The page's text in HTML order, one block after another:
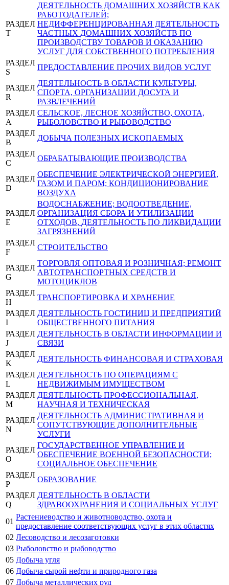
РАЗДЕЛ
T
ДЕЯТЕЛЬНОСТЬ ДОМАШНИХ ХОЗЯЙСТВ КАК
РАБОТОДАТЕЛЕЙ;
НЕДИФФЕРЕНЦИРОВАННАЯ ДЕЯТЕЛЬНОСТЬ
ЧАСТНЫХ ДОМАШНИХ ХОЗЯЙСТВ ПО
ПРОИЗВОДСТВУ ТОВАРОВ И ОКАЗАНИЮ
УСЛУГ ДЛЯ СОБСТВЕННОГО ПОТРЕБЛЕНИЯ
РАЗДЕЛ
S
ПРЕДОСТАВЛЕНИЕ ПРОЧИХ ВИДОВ УСЛУГ
РАЗДЕЛ
R
ДЕЯТЕЛЬНОСТЬ В ОБЛАСТИ КУЛЬТУРЫ,
СПОРТА, ОРГАНИЗАЦИИ ДОСУГА И
РАЗВЛЕЧЕНИЙ
РАЗДЕЛ
A
СЕЛЬСКОЕ, ЛЕСНОЕ ХОЗЯЙСТВО, ОХОТА,
РЫБОЛОВСТВО И РЫБОВОДСТВО
РАЗДЕЛ
B
ДОБЫЧА ПОЛЕЗНЫХ ИСКОПАЕМЫХ
РАЗДЕЛ
C
ОБРАБАТЫВАЮЩИЕ ПРОИЗВОДСТВА
РАЗДЕЛ
D
ОБЕСПЕЧЕНИЕ ЭЛЕКТРИЧЕСКОЙ ЭНЕРГИЕЙ,
ГАЗОМ И ПАРОМ; КОНДИЦИОНИРОВАНИЕ
ВОЗДУХА
РАЗДЕЛ
E
ВОДОСНАБЖЕНИЕ; ВОДООТВЕДЕНИЕ,
ОРГАНИЗАЦИЯ СБОРА И УТИЛИЗАЦИИ
ОТХОДОВ, ДЕЯТЕЛЬНОСТЬ ПО ЛИКВИДАЦИИ
ЗАГРЯЗНЕНИЙ
РАЗДЕЛ
F
СТРОИТЕЛЬСТВО
РАЗДЕЛ
G
ТОРГОВЛЯ ОПТОВАЯ И РОЗНИЧНАЯ; РЕМОНТ
АВТОТРАНСПОРТНЫХ СРЕДСТВ И
МОТОЦИКЛОВ
РАЗДЕЛ
H
ТРАНСПОРТИРОВКА И ХРАНЕНИЕ
РАЗДЕЛ
I
ДЕЯТЕЛЬНОСТЬ ГОСТИНИЦ И ПРЕДПРИЯТИЙ
ОБЩЕСТВЕННОГО ПИТАНИЯ
РАЗДЕЛ
J
ДЕЯТЕЛЬНОСТЬ В ОБЛАСТИ ИНФОРМАЦИИ И
СВЯЗИ
РАЗДЕЛ
K
ДЕЯТЕЛЬНОСТЬ ФИНАНСОВАЯ И СТРАХОВАЯ
РАЗДЕЛ
L
ДЕЯТЕЛЬНОСТЬ ПО ОПЕРАЦИЯМ С
НЕДВИЖИМЫМ ИМУЩЕСТВОМ
РАЗДЕЛ
M
ДЕЯТЕЛЬНОСТЬ ПРОФЕССИОНАЛЬНАЯ,
НАУЧНАЯ И ТЕХНИЧЕСКАЯ
РАЗДЕЛ
N
ДЕЯТЕЛЬНОСТЬ АДМИНИСТРАТИВНАЯ И
СОПУТСТВУЮЩИЕ ДОПОЛНИТЕЛЬНЫЕ
УСЛУГИ
РАЗДЕЛ
O
ГОСУДАРСТВЕННОЕ УПРАВЛЕНИЕ И
ОБЕСПЕЧЕНИЕ ВОЕННОЙ БЕЗОПАСНОСТИ;
СОЦИАЛЬНОЕ ОБЕСПЕЧЕНИЕ
РАЗДЕЛ
P
ОБРАЗОВАНИЕ
РАЗДЕЛ
Q
ДЕЯТЕЛЬНОСТЬ В ОБЛАСТИ
ЗДРАВООХРАНЕНИЯ И СОЦИАЛЬНЫХ УСЛУГ
01
Растениеводство и животноводство, охота и
предоставление соответствующих услуг в этих областях
02 Лесоводство и лесозаготовки
03 Рыболовство и рыбоводство
05 Добыча угля
06 Добыча сырой нефти и природного газа
07 Добыча металлических руд